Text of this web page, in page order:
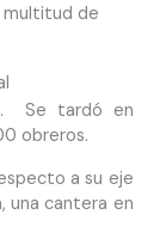
multitud de
Se tardó en
obreros.
a su eje
una cantera en